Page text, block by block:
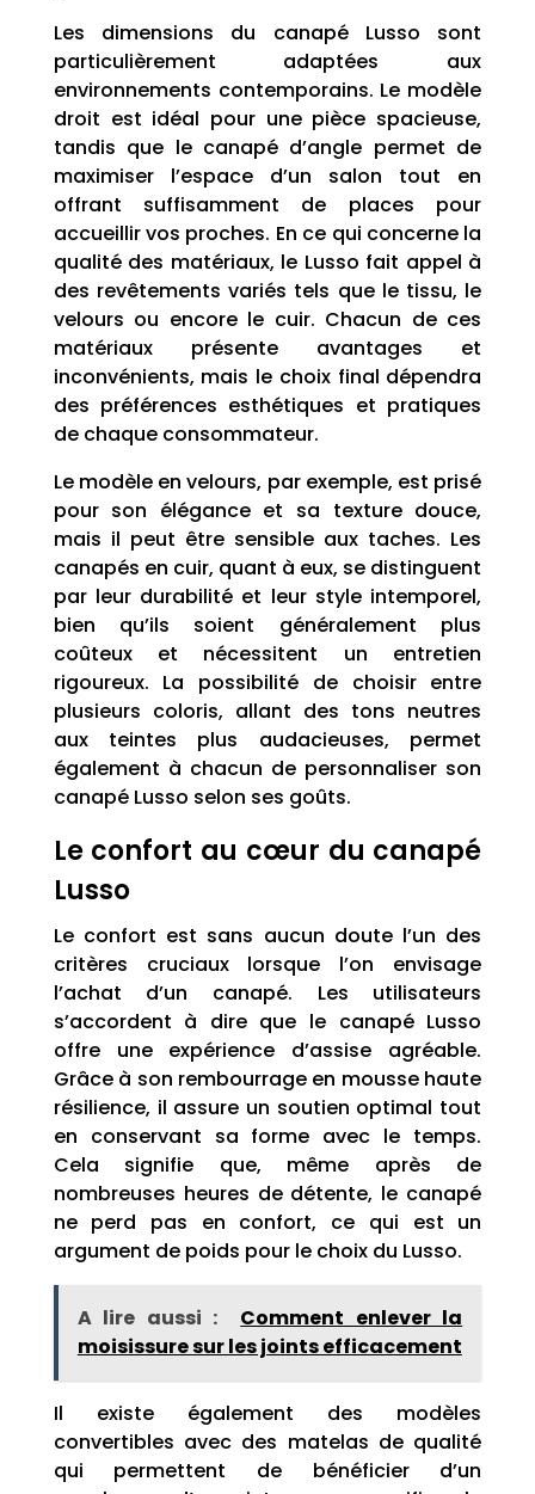
Les dimensions du canapé Lusso sont
particulièrement adaptées aux
environnements contemporains. Le modèle
droit est idéal pour une pièce spacieuse,
tandis que le canapé d’angle permet de
maximiser l’espace d’un salon tout en
offrant suffisamment de places pour
accueillir vos proches. En ce qui concerne la
qualité des matériaux, le Lusso fait appel à
des revêtements variés tels que le tissu, le
velours ou encore le cuir. Chacun de ces
matériaux présente avantages et
inconvénients, mais le choix final dépendra
des préférences esthétiques et pratiques
de chaque consommateur.
Le modèle en velours, par exemple, est prisé
pour son élégance et sa texture douce,
mais il peut être sensible aux taches. Les
canapés en cuir, quant à eux, se distinguent
par leur durabilité et leur style intemporel,
bien qu’ils soient généralement plus
coûteux et nécessitent un entretien
rigoureux. La possibilité de choisir entre
plusieurs coloris, allant des tons neutres
aux teintes plus audacieuses, permet
également à chacun de personnaliser son
canapé Lusso selon ses goûts.
Le confort au cœur du canapé
Lusso
Le confort est sans aucun doute l’un des
critères cruciaux lorsque l’on envisage
l’achat d’un canapé. Les utilisateurs
s’accordent à dire que le canapé Lusso
offre une expérience d’assise agréable.
Grâce à son rembourrage en mousse haute
résilience, il assure un soutien optimal tout
en conservant sa forme avec le temps.
Cela signifie que, même après de
nombreuses heures de détente, le canapé
ne perd pas en confort, ce qui est un
argument de poids pour le choix du Lusso.
A lire aussi :
Comment enlever la
moisissure sur les joints efficacement
Il existe également des modèles
convertibles avec des matelas de qualité
qui permettent de bénéficier d’un